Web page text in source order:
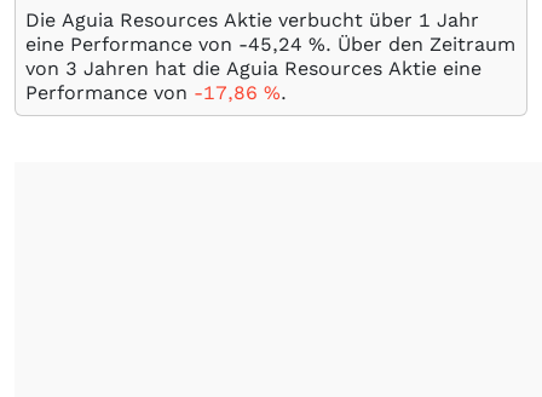
Die Aguia Resources Aktie verbucht über 1 Jahr
eine Performance von -45,24 %. Über den Zeitraum
von 3 Jahren hat die Aguia Resources Aktie eine
Performance von -17,86 %.